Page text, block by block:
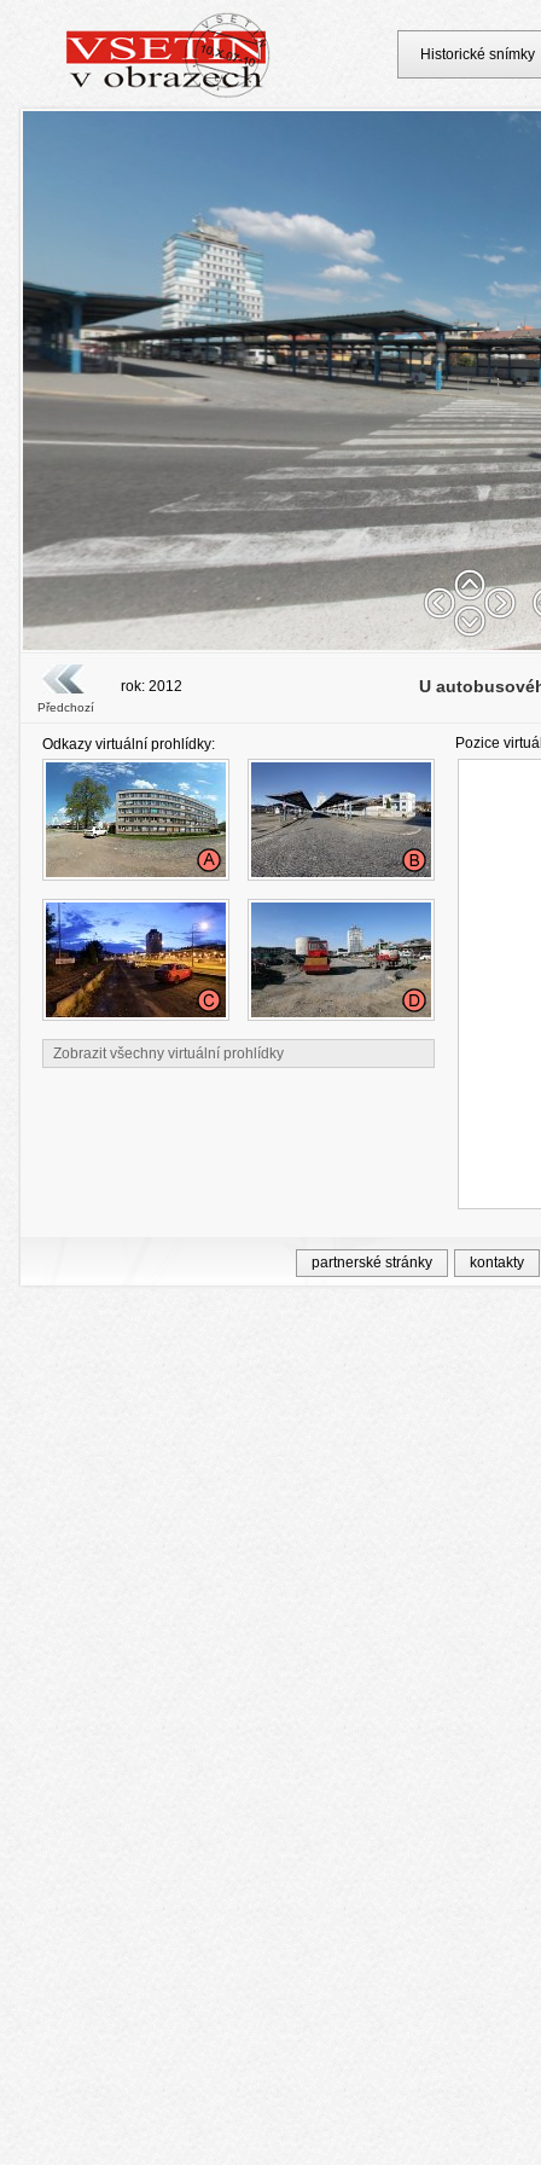
Předchozí
rok: 2012 U
Odkazy virtuální prohlídky: Pozice
Zobrazit všechny virtuální prohlídky
Historické snímky
partnerské stránky kontakty